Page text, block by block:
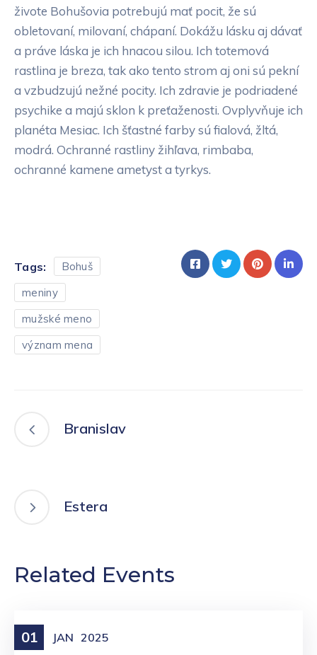
živote Bohušovia potrebujú mať pocit, že sú
obletovaní, milovaní, chápaní. Dokážu lásku aj dávať
a práve láska je ich hnacou silou. Ich totemová
rastlina je breza, tak ako tento strom aj oni sú pekní
a vzbudzujú nežné pocity. Ich zdravie je podriadené
psychike a majú sklon k preťaženosti. Ovplyvňuje ich
planéta Mesiac. Ich šťastné farby sú fialová, žltá,
modrá. Ochranné rastliny žihľava, rimbaba,
ochranné kamene ametyst a tyrkys.
Tags:
Bohuš
meniny
mužské meno
význam mena
Branislav
Estera
Related Events
01 JAN 2025
Meniny